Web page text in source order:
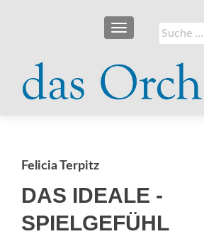
Suche
nach:
SCHALTE
Felicia Terpitz
DAS IDEALE ­
SPIELGEFÜHL